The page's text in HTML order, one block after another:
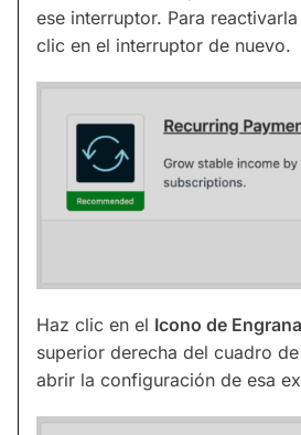
ese interruptor. Para
clic en el interruptor de nuevo.
Haz clic en el Icono de
superior derecha del cuadro
abrir la configuración de esa